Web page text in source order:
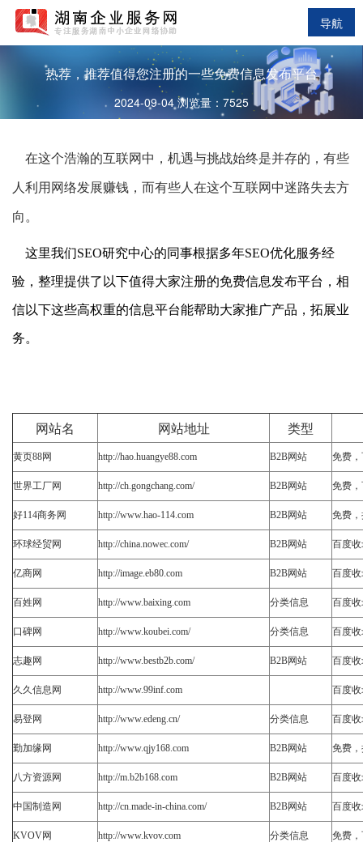
导航
热荐，推荐值得您注册的一些免费信息发布平台
2024-09-04 浏览量：7525
在这个浩瀚的互联网中，机遇与挑战始终是并存的，有些
人利用网络发展赚钱，而有些人在这个互联网中迷路失去方
向。
这里我们SEO研究中心的同事根据多年SEO优化服务经
验，整理提供了以下值得大家注册的免费信息发布平台，相
信以下这些高权重的信息平台能帮助大家推广产品，拓展业
务。
网站名 网站地址 类型
黄页88网 http://hao.huangye88.com B2B网站 免费
世界工厂网 http://ch.gongchang.com/ B2B网站 免费
好114商务网 http://www.hao-114.com B2B网站 免费
环球经贸网 http://china.nowec.com/ B2B网站 百度
亿商网 http://image.eb80.com B2B网站 百度
百姓网 http://www.baixing.com 分类信息 百度
口碑网 http://www.koubei.com/ 分类信息 百度
志趣网 http://www.bestb2b.com/ B2B网站 百度
久久信息网 http://www.99inf.com 百度
易登网 http://www.edeng.cn/ 分类信息 百度
勤加缘网 http://www.qjy168.com B2B网站 免费
八方资源网 http://m.b2b168.com B2B网站 百度
中国制造网 http://cn.made-in-china.com/ B2B网站 百度
KVOV网 http://www.kvov.com 分类信息 免费